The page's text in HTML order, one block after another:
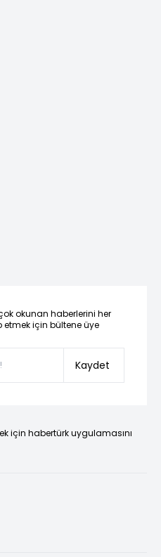
okunan haberlerini her
için bültene üye
Kaydet
için habertürk uygulamasını